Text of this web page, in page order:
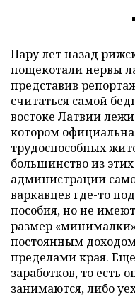
Пару лет назад
пощекотали нервы
представив
считаться самой
востоке Латвии
котором
трудоспособных
большинство из
администрации
варкавцев где-то
пособия, но не
размер
постоянным
пределами края.
заработков, то есть
занимаются, либо